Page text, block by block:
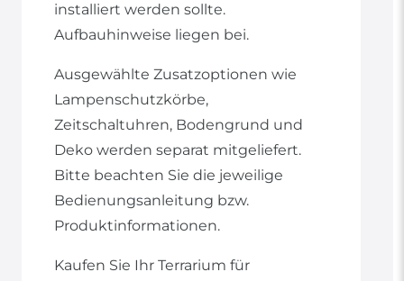
installiert werden sollte.
Aufbauhinweise liegen bei.
Ausgewählte Zusatzoptionen wie
Lampenschutzkörbe,
Zeitschaltuhren, Bodengrund und
Deko werden separat mitgeliefert.
Bitte beachten Sie die jeweilige
Bedienungsanleitung bzw.
Produktinformationen.
Kaufen Sie Ihr Terrarium für